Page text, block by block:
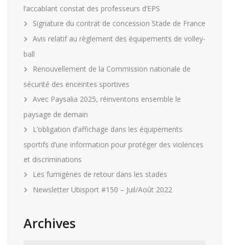
l’accablant constat des professeurs d’EPS
Signature du contrat de concession Stade de France
Avis relatif au règlement des équipements de volley-
ball
Renouvellement de la Commission nationale de
sécurité des enceintes sportives
Avec Paysalia 2025, réinventons ensemble le
paysage de demain
L’obligation d’affichage dans les équipements
sportifs d’une information pour protéger des violences
et discriminations
Les fumigènes de retour dans les stades
Newsletter Ubisport #150 – Juil/Août 2022
Archives